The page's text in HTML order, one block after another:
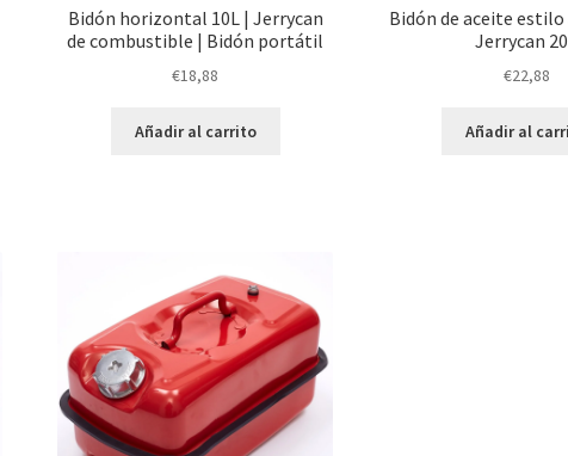
Bidón horizontal 10L | Jerrycan
de combustible | Bidón portátil
€18,88
Añadir al carrito
Bidón de aceite
Jerrycan
€22,88
Añadir al